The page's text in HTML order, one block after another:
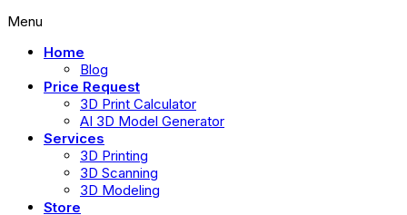
Menu
Home
Blog
Price Request
3D Print Calculator
AI 3D Model Generator
Services
3D Printing
3D Scanning
3D Modeling
Store